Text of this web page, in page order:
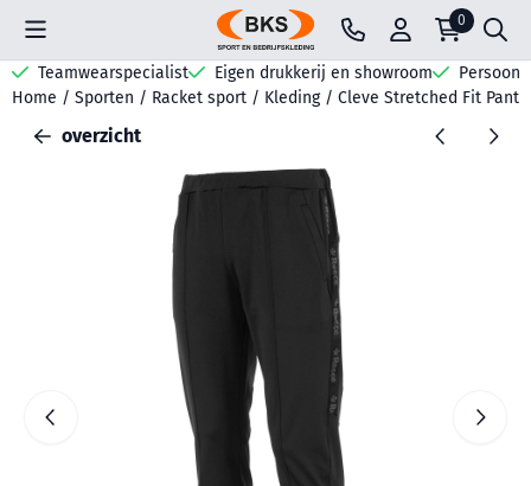
Cookievoorkeuren zijn beschikbaar. Kies instellingen of sta
0
Teamwearspecialist Eigen drukkerij en showroom
Home / Sporten / Racket sport / Kleding / Cleve Stretched Fit
overzicht